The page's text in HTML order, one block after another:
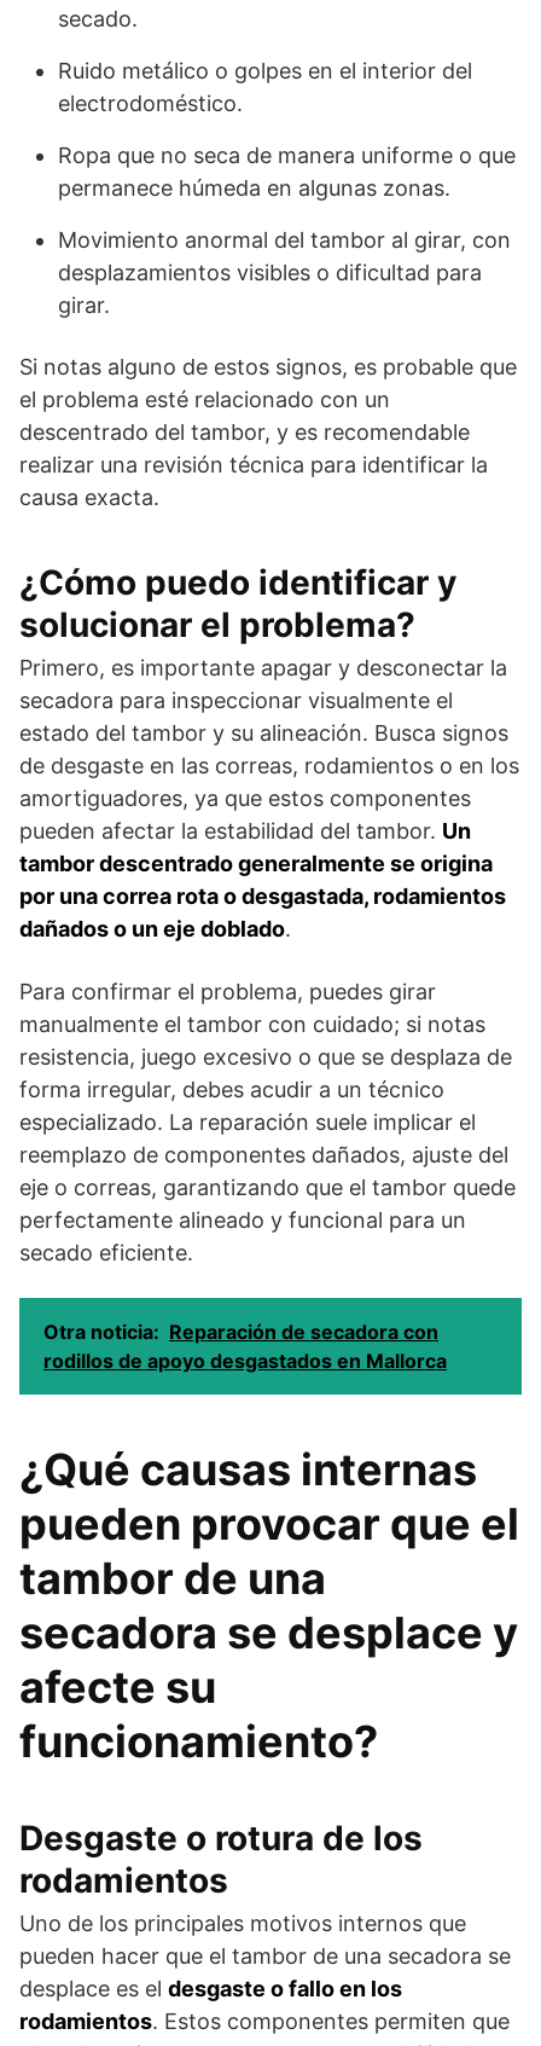
secado.
Ruido metálico o golpes en el interior del
electrodoméstico.
Ropa que no seca de manera uniforme o que
permanece húmeda en algunas zonas.
Movimiento anormal del tambor al girar, con
desplazamientos visibles o dificultad para
girar.
Si notas alguno de estos signos, es probable que
el problema esté relacionado con un
descentrado del tambor, y es recomendable
realizar una revisión técnica para identificar la
causa exacta.
¿Cómo puedo identificar y
solucionar el problema?
Primero, es importante apagar y desconectar la
secadora para inspeccionar visualmente el
estado del tambor y su alineación. Busca signos
de desgaste en las correas, rodamientos o en los
amortiguadores, ya que estos componentes
pueden afectar la estabilidad del tambor. Un
tambor descentrado generalmente se origina
por una correa rota o desgastada, rodamientos
dañados o un eje doblado.
Para confirmar el problema, puedes girar
manualmente el tambor con cuidado; si notas
resistencia, juego excesivo o que se desplaza de
forma irregular, debes acudir a un técnico
especializado. La reparación suele implicar el
reemplazo de componentes dañados, ajuste del
eje o correas, garantizando que el tambor quede
perfectamente alineado y funcional para un
secado eficiente.
Otra noticia: Reparación de secadora con
rodillos de apoyo desgastados en Mallorca
¿Qué causas internas
pueden provocar que el
tambor de una
secadora se desplace y
afecte su
funcionamiento?
Desgaste o rotura de los
rodamientos
Uno de los principales motivos internos que
pueden hacer que el tambor de una secadora se
desplace es el desgaste o fallo en los
rodamientos. Estos componentes permiten que